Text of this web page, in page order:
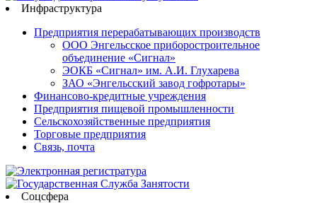
Инфраструктура
Предприятия перерабатывающих производств
ООО Энгельсское приборостроительное
объединение «Сигнал»
ЭОКБ «Сигнал» им. А.И. Глухарева
ЗАО «Энгельсский завод гофротары»
Финансово-кредитные учреждения
Предприятия пищевой промышленности
Сельскохозяйственные предприятия
Торговые предприятия
Связь, почта
Соцсфера